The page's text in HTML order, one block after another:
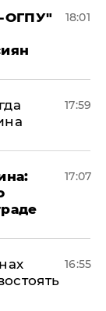
ОГПУ"
18:01
17:59
17:07
16:55